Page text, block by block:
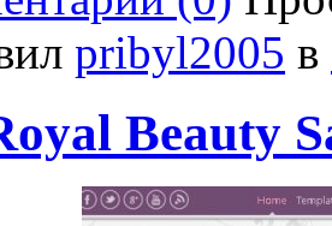
pribyl2005 в
Beauty